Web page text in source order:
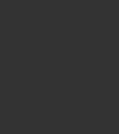
DRAGONS SELVAGE